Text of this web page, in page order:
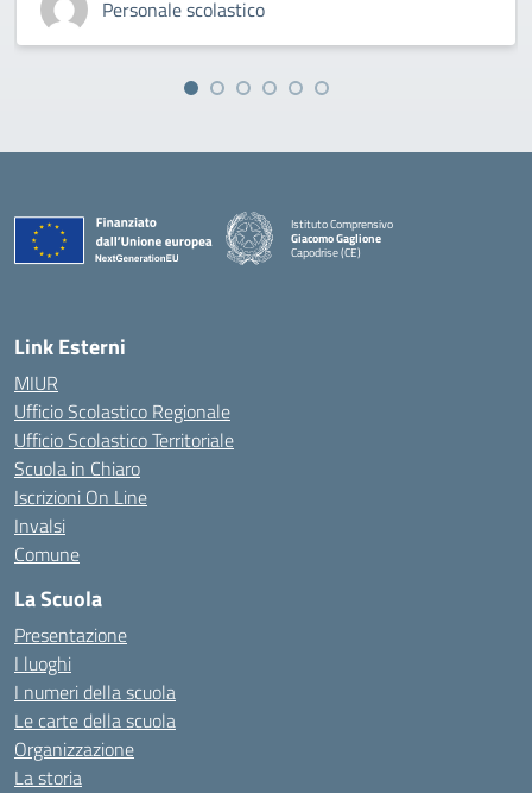
Personale scolastico
Istituto Comprensivo
Giacomo Gaglione
Capodrise (CE)
— Visita la pagina iniziale della scuola
Link Esterni
MIUR
Ufficio Scolastico Regionale
Ufficio Scolastico Territoriale
Scuola in Chiaro
Iscrizioni On Line
Invalsi
Comune
La Scuola
Presentazione
I luoghi
I numeri della scuola
Le carte della scuola
Organizzazione
La storia